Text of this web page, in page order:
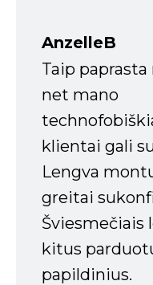
AnzelleB
Taip
net mano
klientai gali
Lengva
greitai
Šviesmečiais
kitus
papildinius.